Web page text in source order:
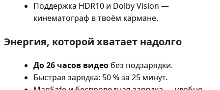
Поддержка HDR10 и Dolby Vision —
кинематограф в твоём кармане.
Энергия, которой хватает надолго
До 26 часов видео без подзарядки.
Быстрая зарядка: 50 % за 25 минут.